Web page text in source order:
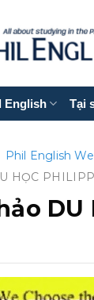
English Tại
Phil English
HỌC
DU